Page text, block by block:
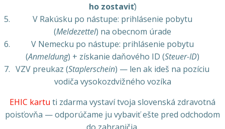
ho zostaviť)
V Rakúsku po nástupe: prihlásenie pobytu
(Meldezettel) na obecnom úrade
V Nemecku po nástupe: prihlásenie pobytu
(Anmeldung) + získanie daňového ID (Steuer-ID)
VZV preukaz (Staplerschein) — len ak ideš na pozíciu
vodiča vysokozdvižného vozíka
EHIC kartu ti zdarma vystaví tvoja slovenská zdravotná
poisťovňa — odporúčame ju vybaviť ešte pred odchodom